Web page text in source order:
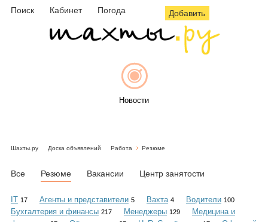
Поиск Кабинет Погода Добавить
Новости
Объявления
Шахты.ру Доска объявлений Работа Резюме
Все Резюме Вакансии Центр занятости
IT 17 Агенты и представители 5 Вахта 4 Водители 100
Бухгалтерия и финансы 217 Менеджеры 129
Медицина и